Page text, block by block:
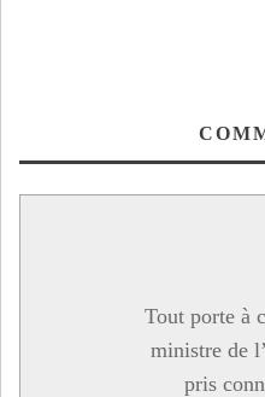
Tout porte à
ministre de
pris